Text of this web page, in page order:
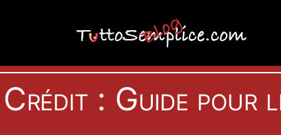
Cartes
Crédit : Guide pour